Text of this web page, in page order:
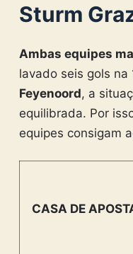
Sturm
Ambas equipes
lavado seis gols na
Feyenoord, a
equilibrada. Por
equipes consigam
CASA DE